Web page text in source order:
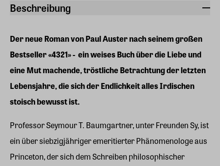
Beschreibung
Der neue Roman von Paul Auster nach seinem großen
Bestseller «4321» - ein weises Buch über die Liebe und
eine Mut machende, tröstliche Betrachtung der letzten
Lebensjahre, die sich der Endlichkeit alles Irdischen
stoisch bewusst ist.
Professor Seymour T. Baumgartner, unter Freunden Sy, ist
ein über siebzigjähriger emeritierter Phänomenologe aus
Princeton, der sich dem Schreiben philosophischer